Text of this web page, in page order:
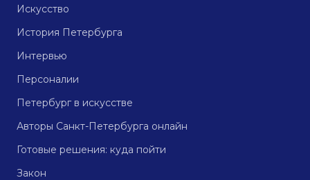
Искусство
История Петербурга
Интервью
Персоналии
Петербург в искусстве
Авторы Санкт-Петербурга онлайн
Готовые решения: куда пойти
Закон